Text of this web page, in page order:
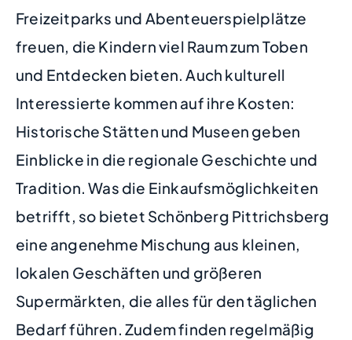
Freizeitparks und Abenteuerspielplätze
freuen, die Kindern viel Raum zum Toben
und Entdecken bieten. Auch kulturell
Interessierte kommen auf ihre Kosten:
Historische Stätten und Museen geben
Einblicke in die regionale Geschichte und
Tradition. Was die Einkaufsmöglichkeiten
betrifft, so bietet Schönberg Pittrichsberg
eine angenehme Mischung aus kleinen,
lokalen Geschäften und größeren
Supermärkten, die alles für den täglichen
Bedarf führen. Zudem finden regelmäßig